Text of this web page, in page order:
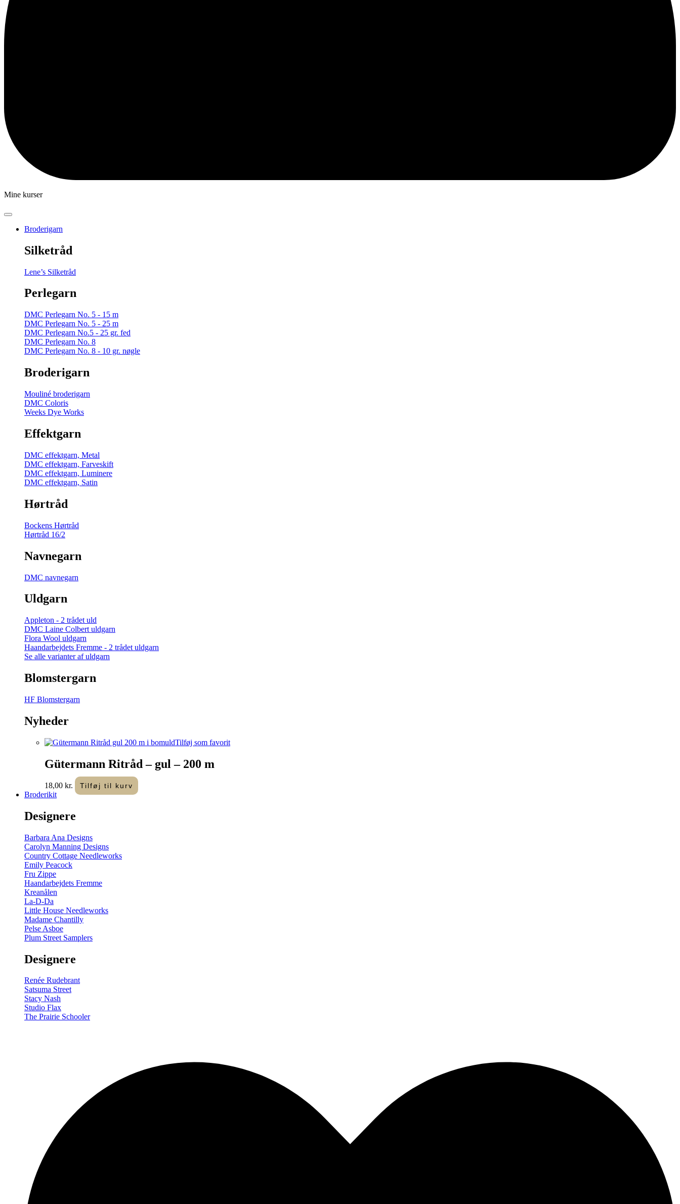
Mine kurser
Broderigarn
Silketråd
Lene’s Silketråd
Perlegarn
DMC Perlegarn No. 5 - 15 m
DMC Perlegarn No. 5 - 25 m
DMC Perlegarn No.5 - 25 gr. fed
DMC Perlegarn No. 8
DMC Perlegarn No. 8 - 10 gr. nøgle
Broderigarn
Mouliné broderigarn
DMC Coloris
Weeks Dye Works
Effektgarn
DMC effektgarn, Metal
DMC effektgarn, Farveskift
DMC effektgarn, Luminere
DMC effektgarn, Satin
Hørtråd
Bockens Hørtråd
Hørtråd 16/2
Navnegarn
DMC navnegarn
Uldgarn
Appleton - 2 trådet uld
DMC Laine Colbert uldgarn
Flora Wool uldgarn
Haandarbejdets Fremme - 2 trådet uldgarn
Se alle varianter af uldgarn
Blomstergarn
HF Blomstergarn
Nyheder
Tilføj som favorit
Gütermann Ritråd – gul – 200 m
18,00 kr. Tilføj til kurv
Broderikit
Designere
Barbara Ana Designs
Carolyn Manning Designs
Country Cottage Needleworks
Emily Peacock
Fru Zippe
Haandarbejdets Fremme
Kreanålen
La-D-Da
Little House Needleworks
Madame Chantilly
Pelse Asboe
Plum Street Samplers
Designere
Renée Rudebrant
Satsuma Street
Stacy Nash
Studio Flax
The Prairie Schooler